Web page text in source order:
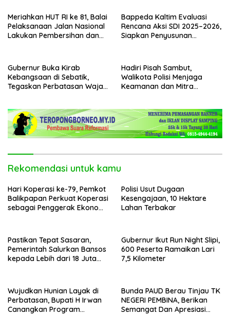
Meriahkan HUT RI ke 81, Balai
Pelaksanaan Jalan Nasional
Lakukan Pembersihan dan
Bappeda Kaltim Evaluasi
Rencana Aksi SDI 2025–2026,
Siapkan Penyusunan
Gubernur Buka Kirab
Kebangsaan di Sebatik,
Tegaskan Perbatasan Wajah
Hadiri Pisah Sambut,
Walikota Polisi Menjaga
Keamanan dan Mitra
Rekomendasi untuk kamu
Hari Koperasi ke-79, Pemkot
Balikpapan Perkuat Koperasi
sebagai Penggerak Ekonomi
Polisi Usut Dugaan
Kesengajaan, 10 Hektare
Lahan Terbakar
Pastikan Tepat Sasaran,
Pemerintah Salurkan Bansos
kepada Lebih dari 18 Juta
Gubernur Ikut Run Night Slipi,
600 Peserta Ramaikan Lari
7,5 Kilometer
Wujudkan Hunian Layak di
Perbatasan, Bupati H Irwan
Canangkan Program
Bunda PAUD Berau Tinjau TK
NEGERI PEMBINA, Berikan
Semangat Dan Apresiasi